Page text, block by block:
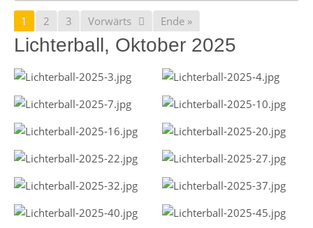
1 2 3 Vorwärts Ende »
Lichterball, Oktober 2025